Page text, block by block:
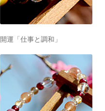
開運「仕事と調和」